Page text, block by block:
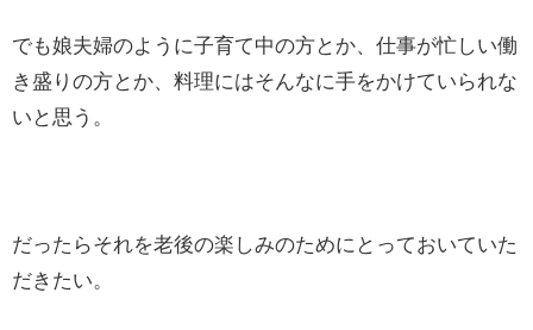
でも娘夫婦のように子育て中の方とか、仕事が忙しい働
き盛りの方とか、料理にはそんなに手をかけていられな
いと思う。
だったらそれを老後の楽しみのためにとっておいていた
だきたい。